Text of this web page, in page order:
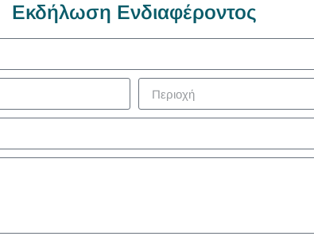
Εκδήλωση Ενδιαφέροντος